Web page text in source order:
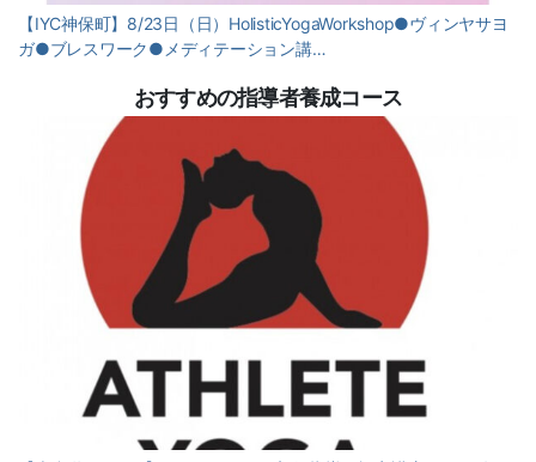
【IYC神保町】8/23日（日）HolisticYogaWorkshop●ヴィンヤサヨ
ガ●ブレスワーク●メディテーション講…
おすすめの指導者養成コース